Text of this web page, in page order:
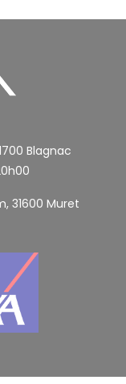
Blagnac
31600 Muret